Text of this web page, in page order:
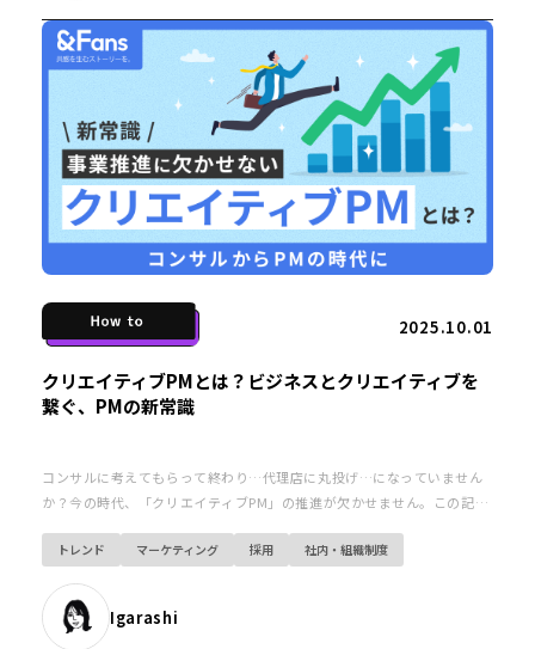
2025.10.01
クリエイティブPMとは？ビジネスとクリエイティブを
繋ぐ、PMの新常識
コンサルに考えてもらって終わり…代理店に丸投げ…になっていません
か？今の時代、「クリエイティブPM」の推進が欠かせません。この記事
ます。
トレンド マーケティング 採用 社内・組織制度
Igarashi